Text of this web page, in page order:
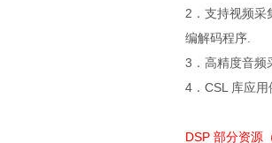
2．支持视频采
编解码程序.
3．高精度音频
4．CSL 库应
DSP 部分资源